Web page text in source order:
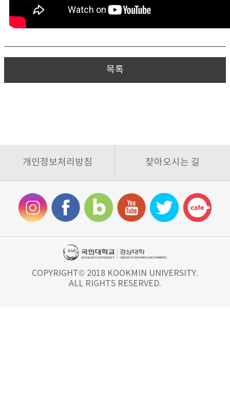
목록
개인정보처리방침 찾아오시는 길
COPYRIGHT© 2018 KOOKMIN UNIVERSITY.
ALL RIGHTS RESERVED.